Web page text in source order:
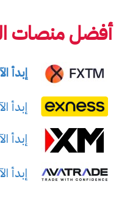
أفضل منصات
إبدأ
إبدأ
إبدأ
إبدأ